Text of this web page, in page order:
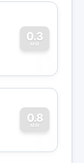
0.3
MW
0
0.8
MW
0